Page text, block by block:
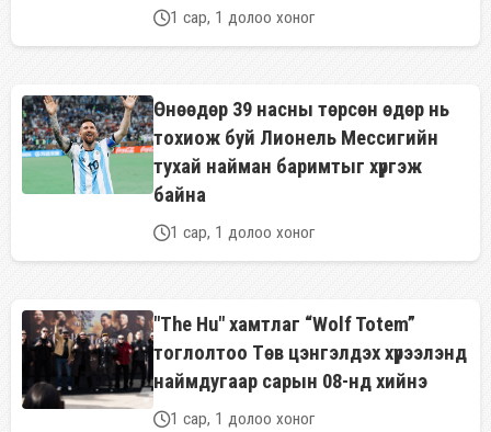
1 сар, 1 долоо хоног
Өнөөдөр 39 насны төрсөн өдөр нь
тохиож буй Лионель Мессигийн
тухай найман баримтыг хүргэж
байна
1 сар, 1 долоо хоног
"The Hu" хамтлаг “Wolf Totem”
тоглолтоо Төв цэнгэлдэх хүрээлэнд
наймдугаар сарын 08-нд хийнэ
1 сар, 1 долоо хоног